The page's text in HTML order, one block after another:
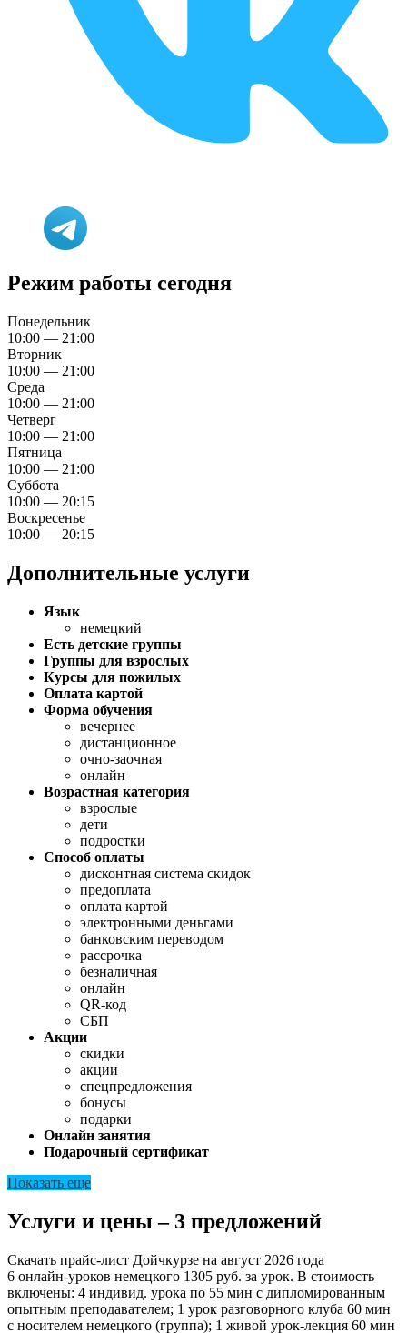
Режим работы сегодня
Понедельник
10:00 — 21:00
Вторник
10:00 — 21:00
Среда
10:00 — 21:00
Четверг
10:00 — 21:00
Пятница
10:00 — 21:00
Суббота
10:00 — 20:15
Воскресенье
10:00 — 20:15
Дополнительные услуги
Язык
немецкий
Есть детские группы
Группы для взрослых
Курсы для пожилых
Оплата картой
Форма обучения
вечернее
дистанционное
очно-заочная
онлайн
Возрастная категория
взрослые
дети
подростки
Способ оплаты
дисконтная система скидок
предоплата
оплата картой
электронными деньгами
банковским переводом
рассрочка
безналичная
онлайн
QR-код
СБП
Акции
скидки
акции
спецпредложения
бонусы
подарки
Онлайн занятия
Подарочный сертификат
Показать еще
Услуги и цены – 3 предложений
Скачать прайс-лист Дойчкурзе на август 2026 года
6 онлайн-уроков немецкого 1305 руб. за урок. В стоимость
включены: 4 индивид. урока по 55 мин с дипломированным
опытным преподавателем; 1 урок разговорного клуба 60 мин
с носителем немецкого (группа); 1 живой урок-лекция 60 мин